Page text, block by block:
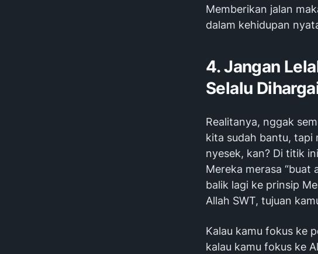
Memberikan jalan
dalam kehidupan
4. Jangan
Selalu
Realitanya, nggak
kita sudah bantu, tapi
nyesek, kan? Di titik
Mereka merasa “buat
balik lagi ke prinsip
Allah SWT, tujuan
Kalau kamu fokus ke
kalau kamu fokus ke